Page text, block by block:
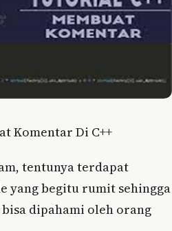
Komentar Di C++
tentunya terdapat
yang begitu rumit sehingga
dipahami oleh orang